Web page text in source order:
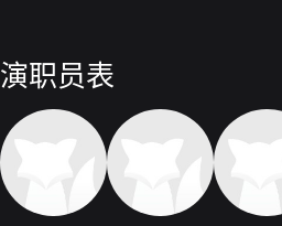
演职员表